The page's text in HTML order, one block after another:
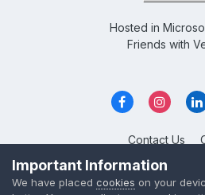
Hosted in
Friends with
Contact Us
Overclockers
Powered by Invision
Important Information
We have placed cookies on your